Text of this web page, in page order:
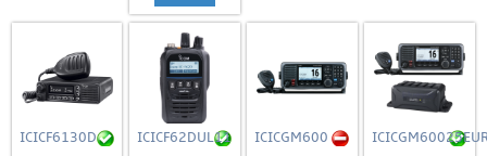
ICICF6130D
ICICF62DUL11
ICICGM600